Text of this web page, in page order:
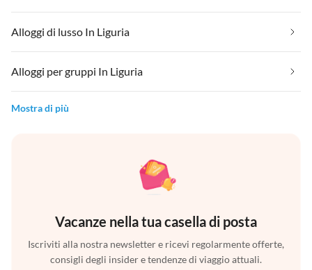
Alloggi di lusso In Liguria
Alloggi per gruppi In Liguria
Mostra di più
Vacanze nella tua casella di posta
Iscriviti alla nostra newsletter e ricevi regolarmente offerte,
consigli degli insider e tendenze di viaggio attuali.